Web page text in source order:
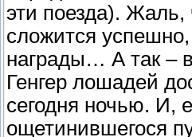
эти поезда). Жаль,
сложится
награды… А так –
Генгер лошадей
сегодня ночью. И,
ощетинившегося